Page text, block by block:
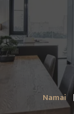
Namai